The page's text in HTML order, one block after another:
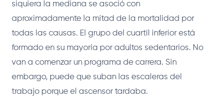
siquiera la mediana se asoció con
aproximadamente la mitad de la mortalidad por
todas las causas. El grupo del cuartil inferior está
formado en su mayoría por adultos sedentarios. No
van a comenzar un programa de carrera. Sin
embargo, puede que suban las escaleras del
trabajo porque el ascensor tardaba.